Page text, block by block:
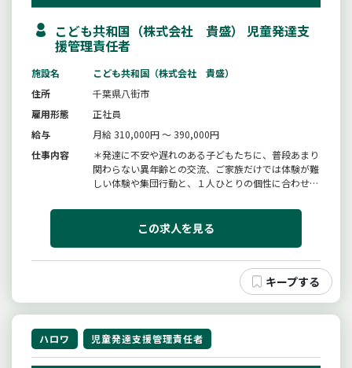
こども共和国（株式会社 貴盛） 児童発達支
援管理責任者
施設名
こども共和国（株式会社 貴盛）
住所
千葉県八街市
雇用形態
正社員
給与
月給 310,000円 ～ 390,000円
仕事内容
＊発達に不安や遅れのある子どもたちに、普段あまり
関わらない異年齢との交流、ご家族だけでは体験が難
しい体験や集団行動と、１人ひとりの個性に合わせた
見つける工夫をしていきます。・子どもたちの遊びや
運動、宿題のサポート・社用車での送迎・事務作業、
この求人を見る
ハロワ 児童発達支援管理責任者